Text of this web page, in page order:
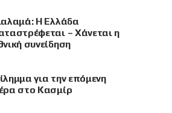
Η Ελλάδα
– Χάνεται η
συνείδηση
για την επόμενη
στο Κασμίρ